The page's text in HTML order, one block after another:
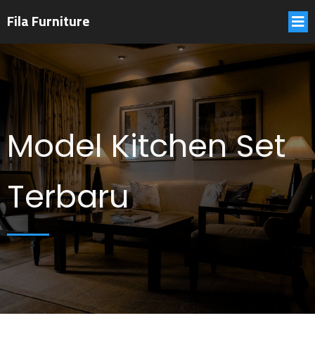
Fila Furniture
Model Kitchen Set
Terbaru